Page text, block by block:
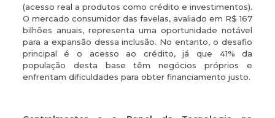
(acesso real a produtos como crédito e investimentos).
O mercado consumidor das favelas, avaliado em R$ 167
bilhões anuais, representa uma oportunidade notável
para a expansão dessa inclusão. No entanto, o desafio
principal é o acesso ao crédito, já que 41% da
população desta base têm negócios próprios e
enfrentam dificuldades para obter financiamento justo.